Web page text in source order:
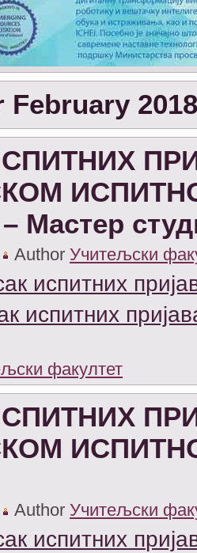
2018
Мастер
Author Учитељски
испитних
испитних
факултет
Author Учитељски
испитних